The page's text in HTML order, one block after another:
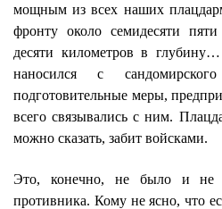
мощным из всех наших
фронту около семидесяти
десяти километров в
наносился с
подготовительные меры,
всего связывались с ним.
можно сказать, забит войсками.
Это, конечно, не было и не
противника. Кому не ясно, что